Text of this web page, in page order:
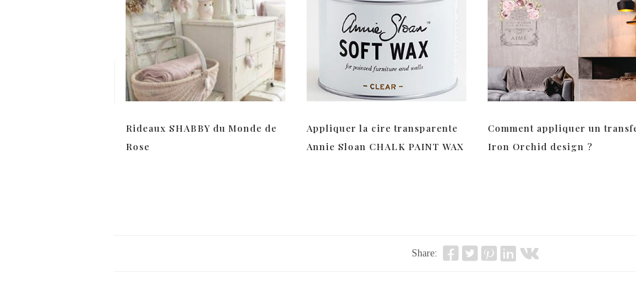
Rideaux SHABBY du Monde de
Rose
Appliquer la cire transparente
Annie Sloan CHALK PAINT WAX
Comment appliquer un
Iron Orchid design ?
Share: